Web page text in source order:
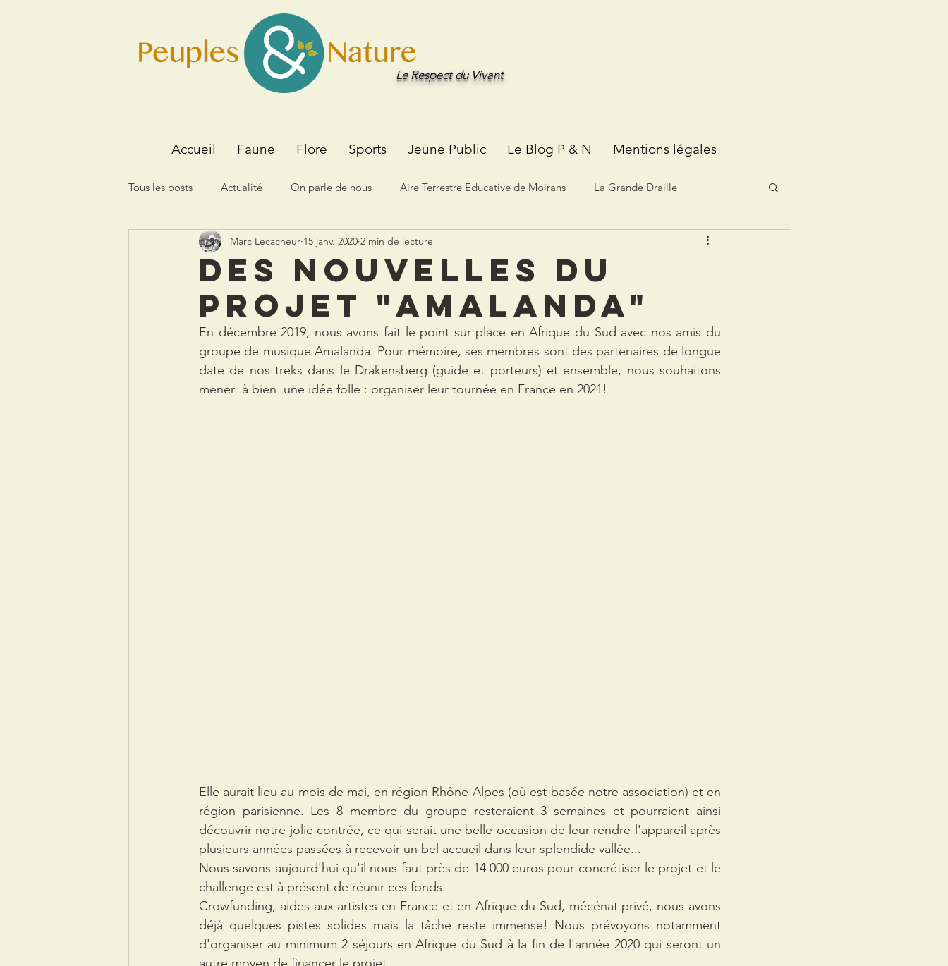
Le Respect du Vivant
Accueil Faune Flore Sports Jeune Public Le Blog P & N Mentions légales
Tous les posts Actualité On parle de nous Aire Terrestre Educative de Moirans La Grande Draille
L''Atelier des voyages Livres du moment À vos écouteurs!
Des nouvelles du
projet "Amalanda"
Marc Lecacheur 15 janv. 2020 2 min de lecture
En décembre 2019, nous avons fait le point sur place en Afrique du Sud avec nos amis du
groupe de musique Amalanda. Pour mémoire, ses membres sont des partenaires de longue
date de nos treks dans le Drakensberg (guide et porteurs) et ensemble, nous souhaitons
mener  à bien  une idée folle : organiser leur tournée en France en 2021!
Elle aurait lieu au mois de mai, en région Rhône-Alpes (où est basée notre association) et en
région parisienne. Les 8 membre du groupe resteraient 3 semaines et pourraient ainsi
découvrir notre jolie contrée, ce qui serait une belle occasion de leur rendre l'appareil après
plusieurs années passées à recevoir un bel accueil dans leur splendide vallée...
Nous savons aujourd'hui qu'il nous faut près de 14 000 euros pour concrétiser le projet et le
challenge est à présent de réunir ces fonds.
Crowfunding, aides aux artistes en France et en Afrique du Sud, mécénat privé, nous avons
déjà quelques pistes solides mais la tâche reste immense! Nous prévoyons notamment
d'organiser au minimum 2 séjours en Afrique du Sud à la fin de l'année 2020 qui seront un